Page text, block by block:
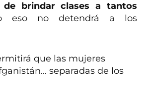
de brindar clases a tantos
eso no detendrá a los